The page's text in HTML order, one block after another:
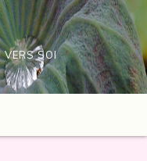
VERS SOI